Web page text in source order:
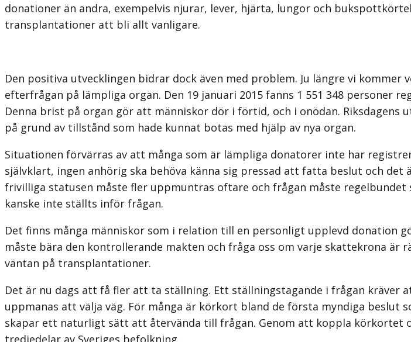
donationer än andra, exempelvis njurar, lever, hjärta, lungor och
transplantationer att bli allt vanligare.
Den positiva utvecklingen bidrar dock även med problem. Ju längre vi
efterfrågan på lämpliga organ. Den 19 januari 2015 fanns 1 551 348 personer
Denna brist på organ gör att människor dör i förtid, och i onödan.
på grund av tillstånd som hade kunnat botas med hjälp av nya organ.
Situationen förvärras av att många som är lämpliga donatorer inte har
självklart, ingen anhörig ska behöva känna sig pressad att fatta beslut och
frivilliga statusen måste fler uppmuntras oftare och frågan måste
kanske inte ställts inför frågan.
Det finns många människor som i relation till en personligt upplevd donation
måste bära den kontrollerande makten och fråga oss om varje skattekrona
väntan på transplantationer.
Det är nu dags att få fler att ta ställning. Ett ställningstagande i frågan
uppmanas att välja väg. För många är körkort bland de första myndiga
skapar ett naturligt sätt att återvända till frågan. Genom att koppla körkortet
tredjedelar av Sveriges befolkning.